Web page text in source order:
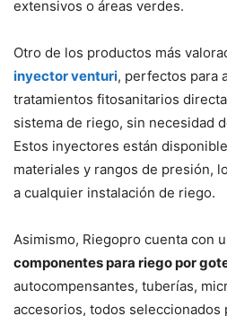
extensivos o áreas verdes.
Otro de los productos más
inyector venturi, perfectos para
tratamientos fitosanitarios
sistema de riego, sin necesidad
Estos inyectores están
materiales y rangos de presión,
a cualquier instalación de riego.
Asimismo, Riegopro cuenta con
componentes para riego por
autocompensantes, tuberías,
accesorios, todos seleccionados